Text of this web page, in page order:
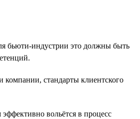
бьюти-индустрии это должны быть
стандарты клиентского
вольётся в процесс